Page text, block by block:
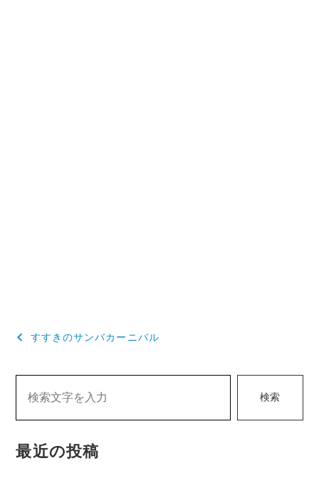
投
ビ
ー
すすきのサンバカーニバル
検索
最近の投稿